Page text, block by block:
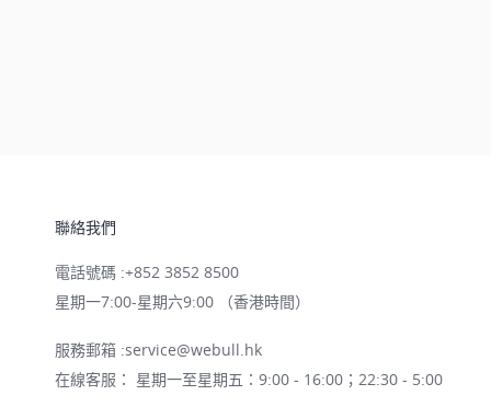
聯絡我們
電話號碼 :+852 3852 8500
星期一7:00-星期六9:00 （香港時間）
服務郵箱 :service@webull.hk
在線客服： 星期一至星期五：9:00 - 16:00；22:30 - 5:00